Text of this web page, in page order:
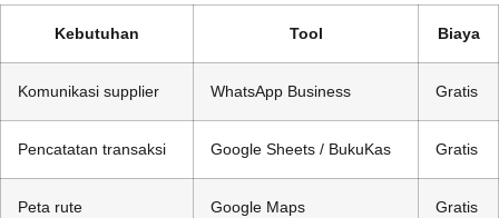
Kebutuhan Tool Biaya
Komunikasi supplier WhatsApp Business Gratis
Pencatatan transaksi Google Sheets / BukuKas Gratis
Peta rute Google Maps Gratis